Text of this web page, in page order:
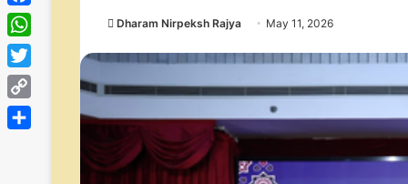
Dharam Nirpeksh Rajya May 11, 2026
Facebook
WhatsApp
Twitter
Copy
Link